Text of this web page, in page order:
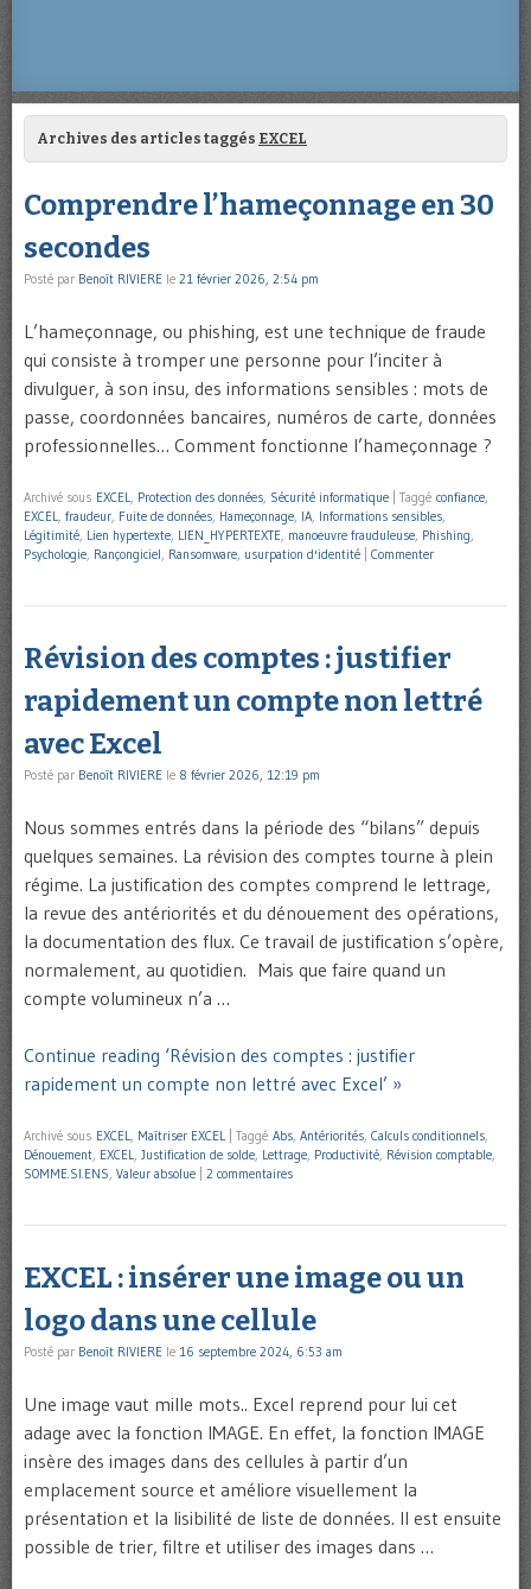
Archives des articles taggés EXCEL
Comprendre l’hameçonnage en 30
secondes
Posté par Benoît RIVIERE le 21 février 2026, 2:54 pm
L’hameçonnage, ou phishing, est une technique de fraude
qui consiste à tromper une personne pour l’inciter à
divulguer, à son insu, des informations sensibles : mots de
passe, coordonnées bancaires, numéros de carte, données
professionnelles… Comment fonctionne l’hameçonnage ?
Archivé sous EXCEL, Protection des données, Sécurité informatique Taggé confiance,
EXCEL, fraudeur, Fuite de données, Hameçonnage, IA, Informations sensibles,
Légitimité, Lien hypertexte, LIEN_HYPERTEXTE, manoeuvre frauduleuse, Phishing,
Psychologie, Rançongiciel, Ransomware, usurpation d'identité Commenter
Révision des comptes : justifier
rapidement un compte non lettré
avec Excel
Posté par Benoît RIVIERE le 8 février 2026, 12:19 pm
Nous sommes entrés dans la période des “bilans” depuis
quelques semaines. La révision des comptes tourne à plein
régime. La justification des comptes comprend le lettrage,
la revue des antériorités et du dénouement des opérations,
la documentation des flux. Ce travail de justification s’opère,
normalement, au quotidien. Mais que faire quand un
compte volumineux n’a …
Continue reading ‘Révision des comptes : justifier
rapidement un compte non lettré avec Excel’ »
Archivé sous EXCEL, Maîtriser EXCEL Taggé Abs, Antériorités, Calculs conditionnels,
Dénouement, EXCEL, Justification de solde, Lettrage, Productivité, Révision comptable,
SOMME.SI.ENS, Valeur absolue 2 commentaires
EXCEL : insérer une image ou un
logo dans une cellule
Posté par Benoît RIVIERE le 16 septembre 2024, 6:53 am
Une image vaut mille mots.. Excel reprend pour lui cet
adage avec la fonction IMAGE. En effet, la fonction IMAGE
insère des images dans des cellules à partir d’un
emplacement source et améliore visuellement la
présentation et la lisibilité de liste de données. Il est ensuite
possible de trier, filtre et utiliser des images dans …